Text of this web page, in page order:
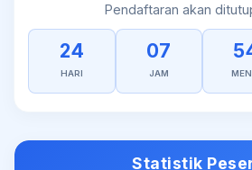
Pendaftaran akan
24
HARI
07
JAM
Statistik